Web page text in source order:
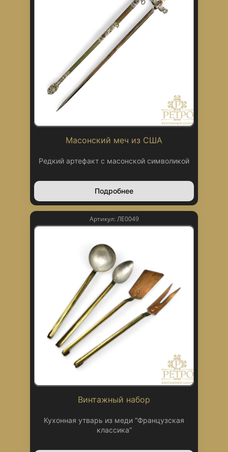
Масонский меч из США
Редкий артефакт с масонской символикой
Подробнее
Артикул: ЛЕ0049
Винтажный набор
Кухонная утварь из меди “Французская
классика”